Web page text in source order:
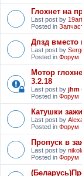
Глохнет на
Last post by
Posted in
Дпзд вместо
Last post by
Posted in Форум
Мотор
3.2.18
Last post by jhm
Posted in Форум
Катушки
Last post by
Posted in Форум
Пропуск в
Last post by
Posted in Форум